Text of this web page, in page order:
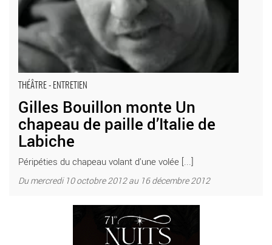
THÉÂTRE - ENTRETIEN
Gilles Bouillon monte Un
chapeau de paille d’Italie de
Labiche
Péripéties du chapeau volant d’une volée [...]
Du mercredi 10 octobre 2012 au 16 décembre 2012